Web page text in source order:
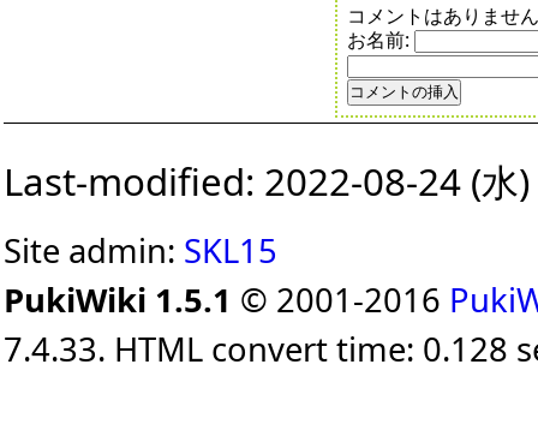
コメントはありませ
お名前:
Last-modified: 2022-08-24 (水
Site admin: SKL15
PukiWiki 1.5.1 © 2001-2016
7.4.33. HTML convert time: 0.128